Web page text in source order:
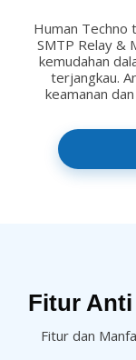
Human Techno
SMTP Relay &
kemudahan
terjangkau.
keamanan
Fitur Anti
Fitur dan